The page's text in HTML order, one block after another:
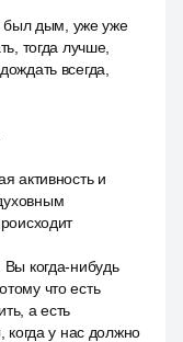
был дым, уже уже
тогда лучше,
всегда,
активность и
когда-нибудь
что есть
а есть
когда у нас должно